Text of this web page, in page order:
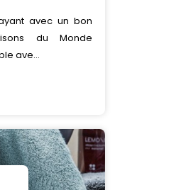
avec un bon
du Monde
ave...